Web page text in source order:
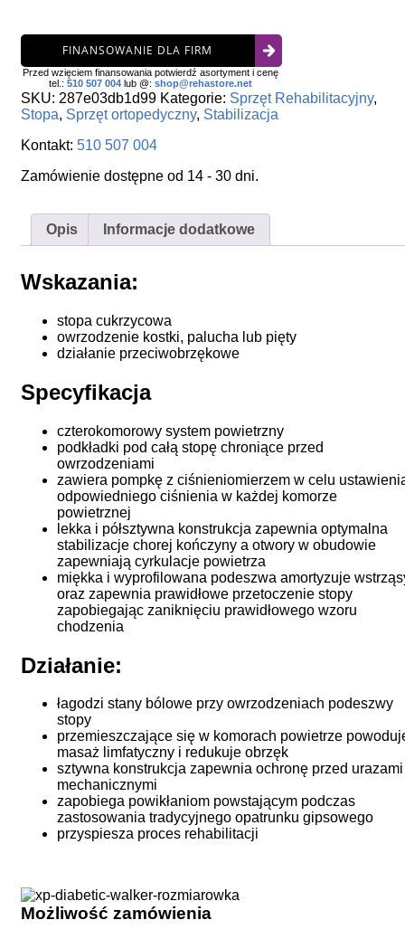
diabetyk363w
Diabetic
Walker
FINANSOWANIE DLA FIRM
Przed wzięciem finansowania potwierdź asortyment i cenę
tel.: 510 507 004 lub @: shop@rehastore.net
SKU: 287e03db1d99 Kategorie: Sprzęt Rehabilitacyjny,
Stopa, Sprzęt ortopedyczny, Stabilizacja
Kontakt: 510 507 004
Zamówienie dostępne od 14 - 30 dni.
Opis Informacje dodatkowe
Wskazania:
stopa cukrzycowa
owrzodzenie kostki, palucha lub pięty
działanie przeciwobrzękowe
Specyfikacja
czterokomorowy system powietrzny
podkładki pod całą stopę chroniące przed
owrzodzeniami
zawiera pompkę z ciśnieniomierzem w celu
odpowiedniego ciśnienia w każdej komorze
powietrznej
lekka i półsztywna konstrukcja zapewnia optymalna
stabilizacje chorej kończyny a otwory w obudowie
zapewniają cyrkulacje powietrza
miękka i wyprofilowana podeszwa amortyzuje
oraz zapewnia prawidłowe przetoczenie stopy
zapobiegając zaniknięciu prawidłowego wzoru
chodzenia
Działanie:
łagodzi stany bólowe przy owrzodzeniach podeszwy
stopy
przemieszczające się w komorach powietrze
masaż limfatyczny i redukuje obrzęk
sztywna konstrukcja zapewnia ochronę przed urazami
mechanicznymi
zapobiega powikłaniom powstającym podczas
zastosowania tradycyjnego opatrunku gipsowego
przyspiesza proces rehabilitacji
Możliwość zamówienia